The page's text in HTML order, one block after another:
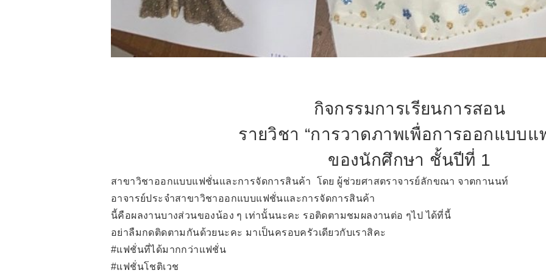
กิจกรรมการเรียนการสอน
รายวิชา “การวาดภาพเพื่อการออกแบบแ
ของนักศึกษา ชั้นปีที่ 1
สาขาวิชาออกแบบแฟชั่นและการจัดการสินค้า โดย ผู้ช่วยศาสตราจารย์ลักขณา จาตกานนท์
อาจารย์ประจำสาขาวิชาออกแบบแฟชั่นและการจัดการสินค้า
นี้คือผลงานบางส่วนของน้อง ๆ เท่านั้นนะคะ รอติดตามชมผลงานต่อ ๆไป ได้ที่นี้
อย่าลืมกดติดตามกันด้วยนะคะ มาเป็นครอบครัวเดียวกับเราสิคะ
#แฟชั่นที่ได้มากกว่าแฟชั่น
#แฟชั่นโชติเวช